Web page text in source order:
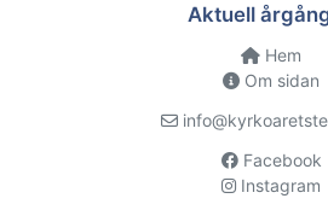
Aktuell
Hem
Om sidan
Facebook
Instagram